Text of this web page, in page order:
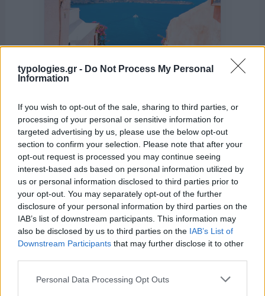
typologies.gr - Do Not Process My Personal
Information
If you wish to opt-out of the sale, sharing to third parties, or
processing of your personal or sensitive information for
targeted advertising by us, please use the below opt-out
section to confirm your selection. Please note that after your
opt-out request is processed you may continue seeing
interest-based ads based on personal information utilized by
us or personal information disclosed to third parties prior to
your opt-out. You may separately opt-out of the further
disclosure of your personal information by third parties on the
IAB’s list of downstream participants. This information may
also be disclosed by us to third parties on the IAB’s List of
Downstream Participants that may further disclose it to other
Please note that this website/app uses one or more Google
Personal Data Processing Opt Outs
της Ζωής μας
Οι άνθρωποι, οι αυθεντικές ιστορίες,
το ελληνικό καλοκαίρι και ένας
πολιτισμός που μας ενώνει κάθε μέρα.
ΟΣΑ ΧΡΕΙΑΖΕΣΑΙ
ΓΙΑ ΤΟ ΚΑΛΟΚΑΙΡΙ ΣΟΥ →